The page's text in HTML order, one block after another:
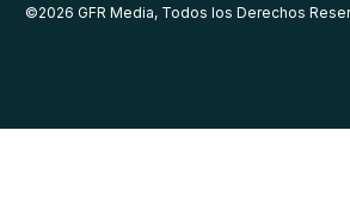
©2026 GFR Media, Todos los Derechos